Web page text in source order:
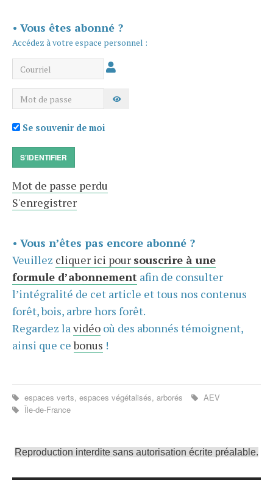
• Vous êtes abonné ?
Accédez à votre espace personnel :
Courriel
Mot de passe AFFICHER LE MOT DE PASSE
Se souvenir de moi
S'IDENTIFIER
Mot de passe perdu
S'enregistrer
• Vous n’êtes pas encore abonné ?
Veuillez cliquer ici pour souscrire à une
formule d’abonnement afin de consulter
l’intégralité de cet article et tous nos contenus
forêt, bois, arbre hors forêt.
Regardez lavidéo où des abonnés témoignent,
ainsi que cebonus !
espaces verts, espaces végétalisés, arborés
AEV
Île-de-France
Reproduction interdite sans autorisation écrite préalable.